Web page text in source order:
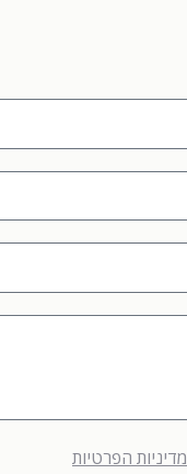
מדיניות הפרטיות